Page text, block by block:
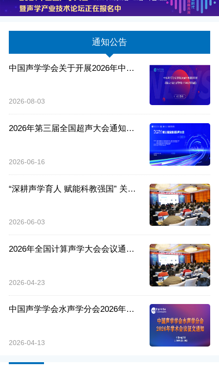
通知公告
中国声学学会关于开展2026年中国
2026-08-03
2026年第三届全国超声大会通知
2026-06-16
“深耕声学育人 赋能科教强国” 关于
2026-06-03
2026年全国计算声学大会会议通知
2026-04-23
中国声学学会水声学分会2026年学
2026-04-13